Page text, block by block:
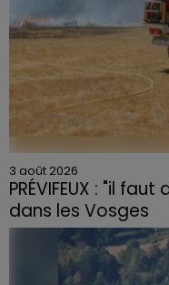
3 août 2026
PRÉVIFEUX : "il
dans les Vosges